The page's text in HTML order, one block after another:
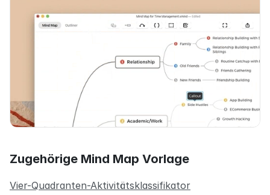
Zugehörige Mind Map Vorlage
Vier-Quadranten-Aktivitätsklassifikator